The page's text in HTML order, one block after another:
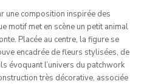
une composition inspirée des
motif met en scène un petit animal
Placée au centre, la figure se
encadrée de fleurs stylisées, de
évoquant l’univers du patchwork
très décorative, associée